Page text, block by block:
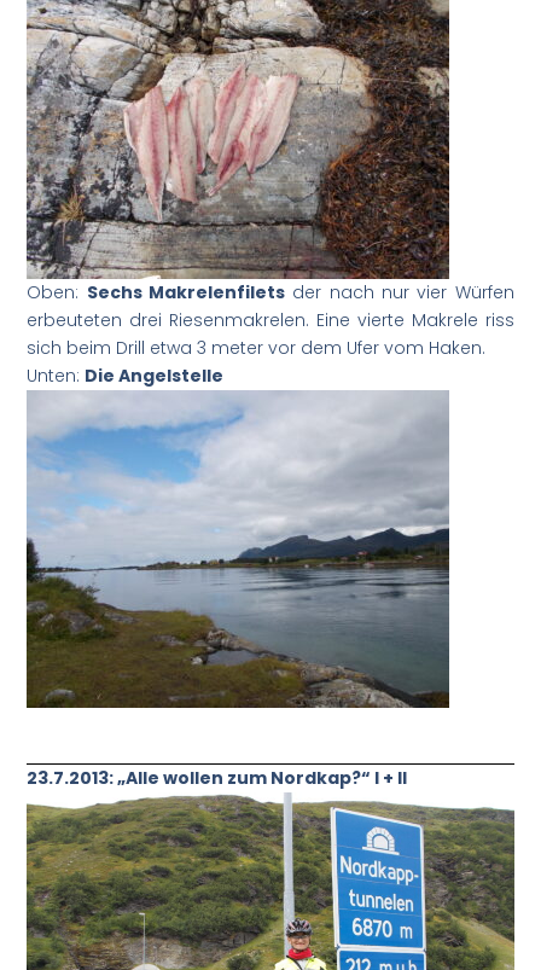
Oben: Sechs Makrelenfilets der nach nur vier Würfen
erbeuteten drei Riesenmakrelen. Eine vierte Makrele riss
sich beim Drill etwa 3 meter vor dem Ufer vom Haken.
Unten: Die Angelstelle
23.7.2013: „Alle wollen zum Nordkap?“ I + II